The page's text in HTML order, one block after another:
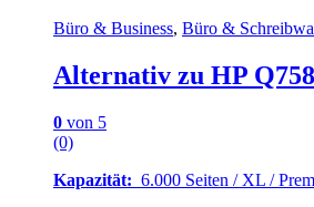
Büro & Business, Büro &
Alternativ zu HP
0 von 5
(0)
Kapazität: 6.000 Seiten / XL /